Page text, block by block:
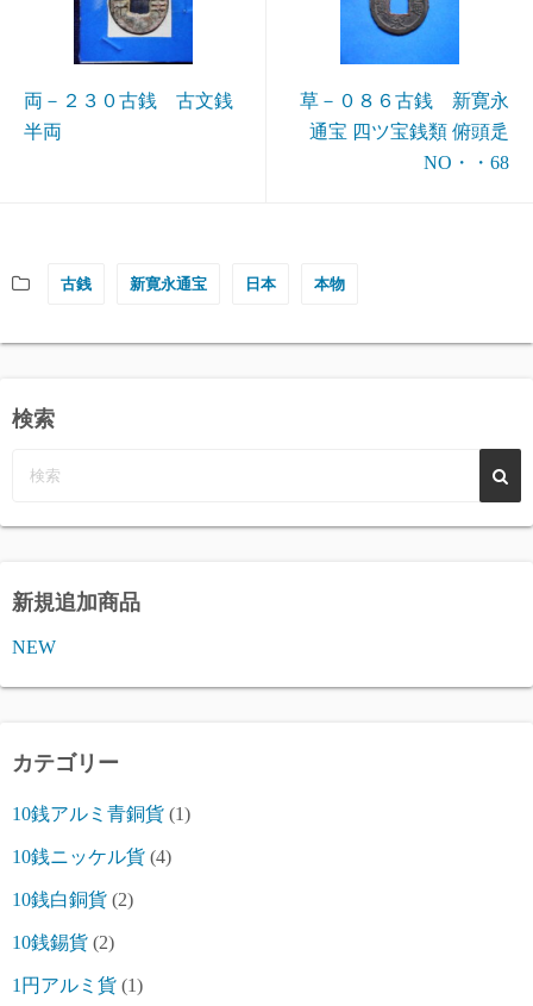
両－２３０古銭 古文銭
半両
草－０８６古銭 新寛永
通宝 四ツ宝銭類 俯頭辵
NO・・68
古銭 新寛永通宝 日本 本物
検索
新規追加商品
NEW
カテゴリー
10銭アルミ青銅貨 (1)
10銭ニッケル貨 (4)
10銭白銅貨 (2)
10銭錫貨 (2)
1円アルミ貨 (1)